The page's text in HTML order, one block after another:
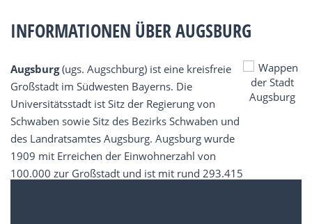
INFORMATIONEN ÜBER AUGSBURG
Augsburg(ugs. Augschburg) ist eine kreisfreie
Großstadt im Südwesten Bayerns. Die
Universitätsstadt ist Sitz der Regierung von
Schwaben sowie Sitz des Bezirks Schwaben und
des Landratsamtes Augsburg. Augsburg wurde
1909 mit Erreichen der Einwohnerzahl von
100.000 zur Großstadt und ist mit rund 293.415